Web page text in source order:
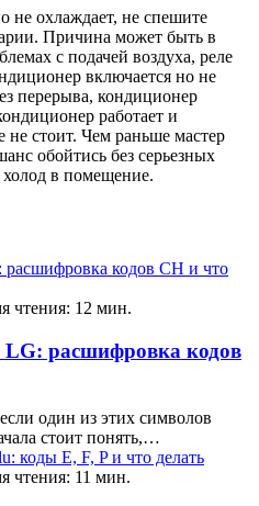
не охлаждает, не спешите
Причина может быть в
с подачей воздуха, реле
включается но не
перерыва, кондиционер
работает и
не стоит. Чем раньше мастер
обойтись без серьезных
холод в помещение.
чтения: 12 мин.
расшифровка кодов
один из этих символов
стоит понять,…
чтения: 11 мин.